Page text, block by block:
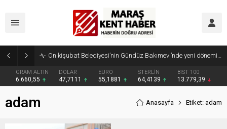
Onikişubat Belediyesi’nin Gündüz Bakımevi’nde yeni dönemin ön kayıtları başladı
GRAM ALTIN
6.660,55
DOLAR
47,7111
EURO
55,1881
STERLİN
64,4139
BIST 100
13.779,39
adam Anasayfa Etiket: adam